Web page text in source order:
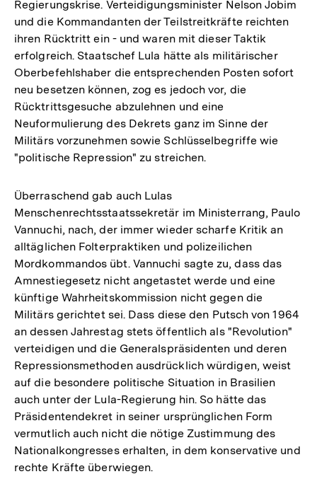
Regierungskrise. Verteidigungsminister Nelson Jobim
und die Kommandanten der Teilstreitkräfte reichten
ihren Rücktritt ein - und waren mit dieser Taktik
erfolgreich. Staatschef Lula hätte als militärischer
Oberbefehlshaber die entsprechenden Posten sofort
neu besetzen können, zog es jedoch vor, die
Rücktrittsgesuche abzulehnen und eine
Neuformulierung des Dekrets ganz im Sinne der
Militärs vorzunehmen sowie Schlüsselbegriffe wie
"politische Repression" zu streichen.
Überraschend gab auch Lulas
Menschenrechtsstaatssekretär im Ministerrang, Paulo
Vannuchi, nach, der immer wieder scharfe Kritik an
alltäglichen Folterpraktiken und polizeilichen
Mordkommandos übt. Vannuchi sagte zu, dass das
Amnestiegesetz nicht angetastet werde und eine
künftige Wahrheitskommission nicht gegen die
Militärs gerichtet sei. Dass diese den Putsch von 1964
an dessen Jahrestag stets öffentlich als "Revolution"
verteidigen und die Generalspräsidenten und deren
Repressionsmethoden ausdrücklich würdigen, weist
auf die besondere politische Situation in Brasilien
auch unter der Lula-Regierung hin. So hätte das
Präsidentendekret in seiner ursprünglichen Form
vermutlich auch nicht die nötige Zustimmung des
Nationalkongresses erhalten, in dem konservative und
rechte Kräfte überwiegen.